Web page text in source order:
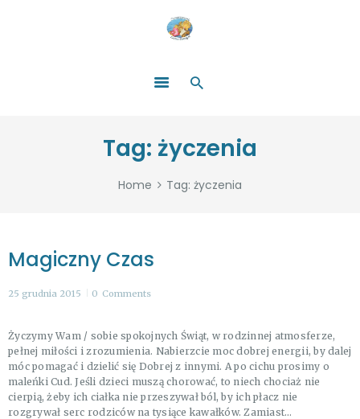
Tag: życzenia
Home Tag: życzenia
ZOSTAŃ DARCZYŃCĄ!
WYDARZENIA
PARTNERZY
Magiczny Czas
25 grudnia 2015 0 Comments
Życzymy Wam / sobie spokojnych Świąt, w rodzinnej atmosferze,
pełnej miłości i zrozumienia. Nabierzcie moc dobrej energii, by dalej
móc pomagać i dzielić się Dobrej z innymi. A po cichu prosimy o
maleńki Cud. Jeśli dzieci muszą chorować, to niech chociaż nie
cierpią, żeby ich ciałka nie przeszywał ból, by ich płacz nie
rozgrywał serc rodziców na tysiące kawałków. Zamiast…